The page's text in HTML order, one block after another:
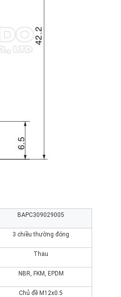
BAPC309029005
3 chiều thường đóng
Thau
NBR, FKM, EPDM
Chủ đề M12x0.5